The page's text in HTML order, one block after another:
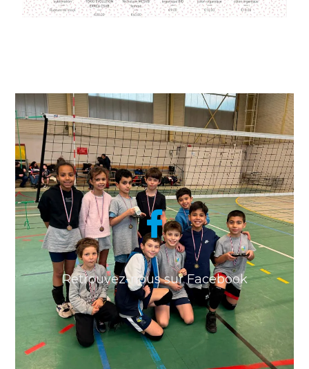
Retrouvez-nous sur Facebook